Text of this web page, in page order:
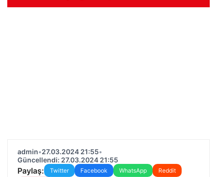
admin•27.03.2024 21:55•
Güncellendi: 27.03.2024 21:55
Paylaş: Twitter Facebook WhatsApp
Reddit